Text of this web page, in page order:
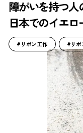
障がいを持つ人
日本でのイエ
#リボン工作 #リボ